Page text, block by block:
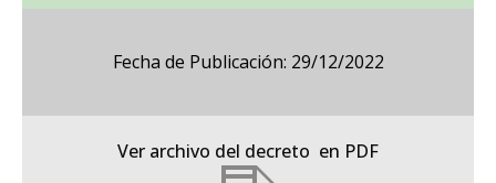
Fecha de Publicación: 29/12/2022
Ver archivo del decreto en PDF